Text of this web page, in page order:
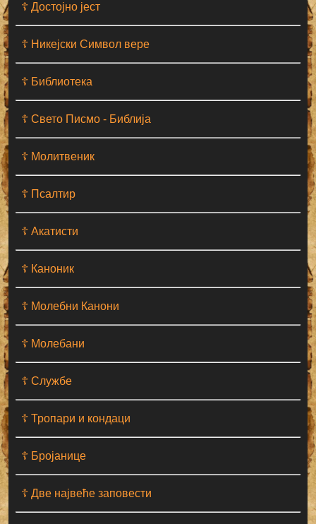
☦ Достојно јест
☦ Никејски Символ вере
☦ Библиотека
☦ Свето Писмо - Библија
☦ Молитвеник
☦ Псалтир
☦ Акатисти
☦ Каноник
☦ Молебни Канони
☦ Молебани
☦ Службе
☦ Тропари и кондаци
☦ Бројанице
☦ Две највеће заповести